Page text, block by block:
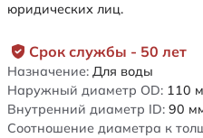
Срок службы - 50 лет
Назначение: Для воды
Наружный диаметр OD: 110
Внутренний диаметр ID: 90
Соотношение диаметра к
юридических лиц.